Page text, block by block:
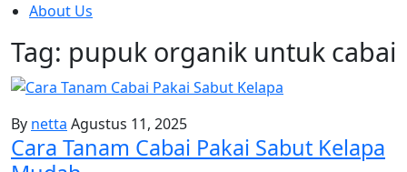
About Us
Tag: pupuk organik untuk cabai
By netta Agustus 11, 2025
Cara Tanam Cabai Pakai Sabut Kelapa